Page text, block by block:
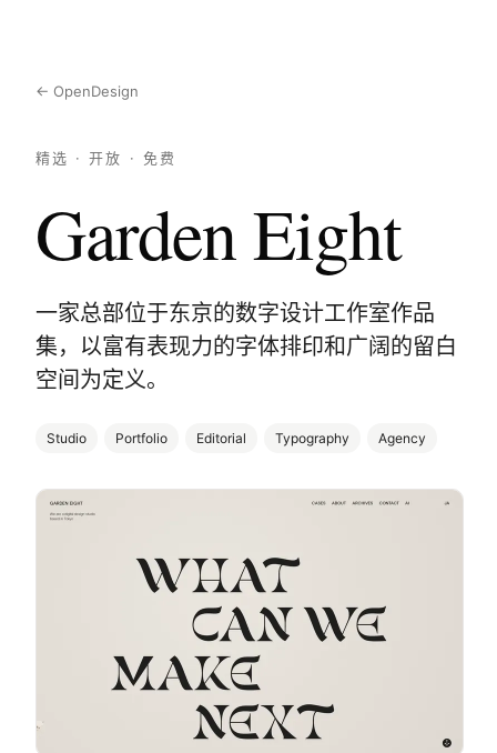
← OpenDesign
精选 · 开放 · 免费
Garden Eight
一家总部位于东京的数字设计工作室作品
集，以富有表现力的字体排印和广阔的留白
空间为定义。
Studio Portfolio Editorial Typography Agency